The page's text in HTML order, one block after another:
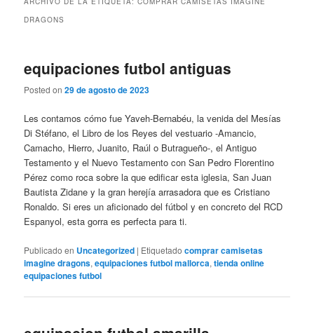
DRAGONS
equipaciones futbol antiguas
Posted on29 de agosto de 2023
Les contamos cómo fue Yaveh-Bernabéu, la venida del Mesías
Di Stéfano, el Libro de los Reyes del vestuario -Amancio,
Camacho, Hierro, Juanito, Raúl o Butragueño-, el Antiguo
Testamento y el Nuevo Testamento con San Pedro Florentino
Pérez como roca sobre la que edificar esta iglesia, San Juan
Bautista Zidane y la gran herejía arrasadora que es Cristiano
Ronaldo. Si eres un aficionado del fútbol y en concreto del RCD
Espanyol, esta gorra es perfecta para ti.
Publicado en Uncategorized | Etiquetado comprar camisetas
imagine dragons,equipaciones futbol mallorca,tienda online
equipaciones futbol